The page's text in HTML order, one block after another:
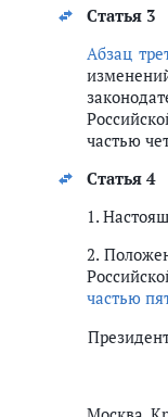
Статья 3
Абзац
частью
Статья 4
1.
2.
частью